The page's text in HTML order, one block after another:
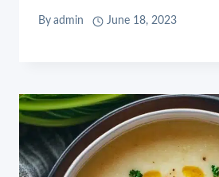
By admin June 18, 2023